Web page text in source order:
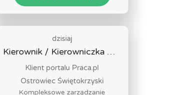
dzisiaj
Kierownik / Kierowniczka Budowy
Klient portalu Praca.pl
Ostrowiec Świętokrzyski
Kompleksowe zarządzanie